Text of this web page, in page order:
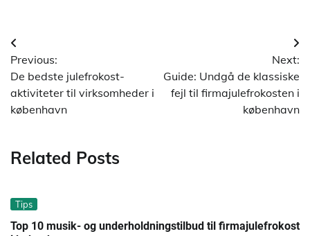
Indlægsnavigation
Previous:
De bedste julefrokost-
aktiviteter til virksomheder i
københavn
Next:
Guide: Undgå de klassiske
fejl til firmajulefrokosten i
københavn
Related Posts
Tips
Top 10 musik- og underholdningstilbud til firmajulefrokost